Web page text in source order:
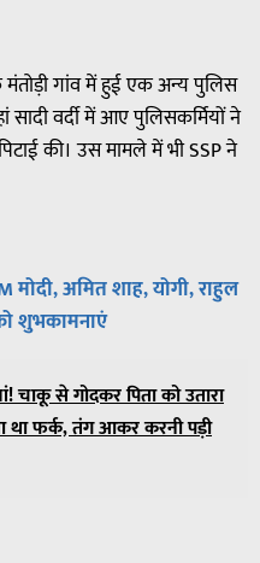
गांव में हुई एक अन्य पुलिस
वर्दी में आए पुलिसकर्मियों ने
की। उस मामले में भी SSP ने
मोदी, अमित शाह, योगी, राहुल
शुभकामनाएं
चाकू से गोदकर पिता को उतारा
था फर्क, तंग आकर करनी पड़ी